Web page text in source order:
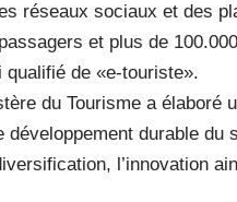
réseaux sociaux et des
et plus de
qualifié de «e-touriste».
du Tourisme a élaboré
durable du
l’innovation